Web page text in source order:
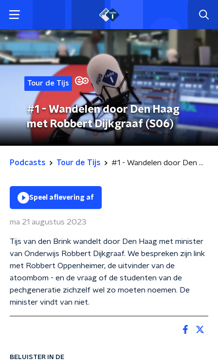
Tour de Tijs
#1 - Wandelen door Den Haag
met Robbert Dijkgraaf (S06)
Podcasts Tour de Tijs #1 - Wandelen door Den Haag met Robbert Dijkgraaf (S06)
BELUISTER IN DE
Speel aflevering af
ma 21 augustus 2023
Tijs van den Brink wandelt door Den Haag met minister
van Onderwijs Robbert Dijkgraaf. We bespreken zijn link
met Robbert Oppenheimer, de uitvinder van de
atoombom - en de vraag of de studenten van de
pechgeneratie zichzelf wel zo moeten noemen. De
minister vindt van niet.